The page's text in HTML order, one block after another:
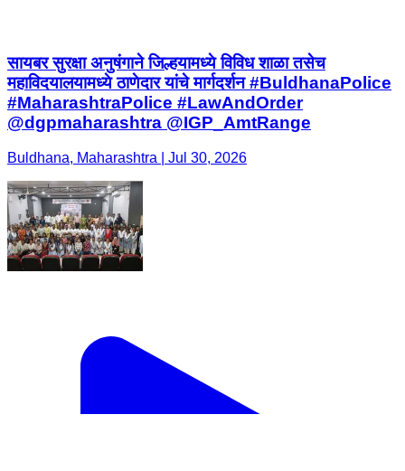
सायबर सुरक्षा अनुषंगाने जिल्हयामध्ये विविध शाळा तसेच
महाविदयालयामध्ये ठाणेदार यांचे मार्गदर्शन #BuldhanaPolice
#MaharashtraPolice #LawAndOrder
@dgpmaharashtra @IGP_AmtRange
Buldhana, Maharashtra | Jul 30, 2026